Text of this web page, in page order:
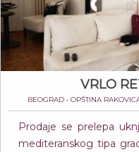
VRLO
BEOGRAD • OPŠTINA
Prodaje se prelepa
mediteranskog tipa